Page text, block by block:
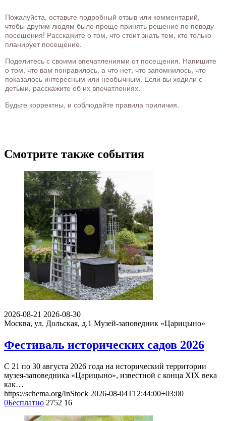
Пожалуйста, оставьте подробный отзыв или комментарий,
чтобы другим людям было проще принять решение по поводу
посещения! Расскажите о том, что стоит знать тем, кто только
планирует посещение.
Поделитесь с своими впечатлениями от посещения. Напишите
о том, что вам понравилось, а что нет, что запомнилось, что
показалось интересным или необычным. Если вы ходили с
детьми, расскажите об их впечатлениях.
Будьте корректны, и соблюдайте правила приличия.
Смотрите также события
2026-08-21 2026-08-30
Москва, ул. Дольская, д.1 Музей-заповедник «Царицыно»
Фестиваль исторических садов 2026
С 21 по 30 августа 2026 года на исторический территории
музея-заповедника «Царицыно», известной с конца XIX века
как…
https://schema.org/InStock 2026-08-04T12:44:00+03:00
0Бесплатно 2752 16